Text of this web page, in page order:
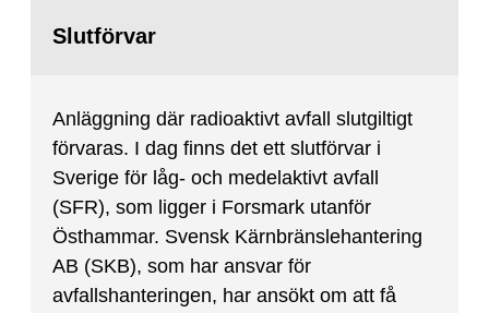
Slutförvar
Anläggning där radioaktivt avfall slutgiltigt
förvaras. I dag finns det ett slutförvar i
Sverige för låg- och medelaktivt avfall
(SFR), som ligger i Forsmark utanför
Östhammar. Svensk Kärnbränslehantering
AB (SKB), som har ansvar för
avfallshanteringen, har ansökt om att få